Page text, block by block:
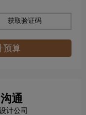
获取验证码
预算
通
计公司